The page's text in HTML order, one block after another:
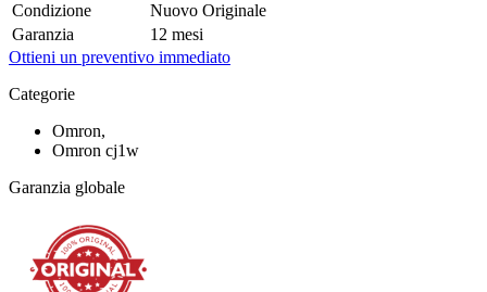
Condizione
Nuovo Originale
Garanzia
12 mesi
Ottieni un preventivo immediato
Categorie
Omron,
Omron cj1w
Garanzia globale